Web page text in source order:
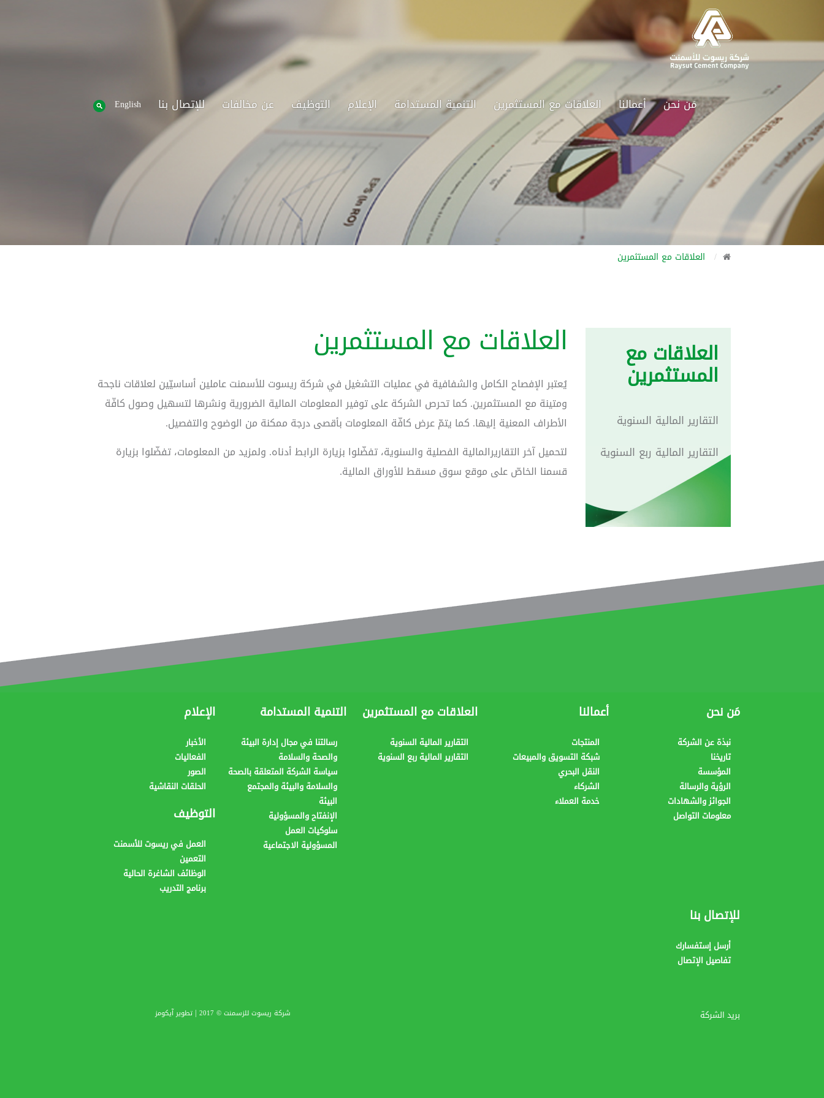
English مَن نحن أعمالنا العلاقات مع المستثمرين التنمية المستدامة الإعلام التوظيف عن مخالفات للإتصال بنا
العلاقات مع المستثمرين
العلاقات مع
المستثمرين
التقارير المالية السنوية
التقارير المالية ربع السنوية
العلاقات مع المستثمرين
يُعتبر الإفصاح الكامل والشفافية في عمليات التشغيل في شركة ريسوت للأسمنت عاملين أساسيّين لعلاقات ناجحة
ومتينة مع المستثمرين. كما تحرص الشركة على توفير المعلومات المالية الضرورية ونشرها لتسهيل وصول كافّة
الأطراف المعنية إليها. كما يتمّ عرض كافّة المعلومات بأقصى درجة ممكنة من الوضوح والتفصيل.
لتحميل آخر التقاريرالمالية الفصلية والسنوية، تفضّلوا بزيارة الرابط أدناه. ولمزيد من المعلومات، تفضّلوا بزيارة
قسمنا الخاصّ على موقع سوق مسقط للأوراق المالية.
مَن نحن
نبذة عن الشركة
تاريخنا
المؤسسة
الرؤية والرسالة
الجوائز والشهادات
معلومات التواصل
أعمالنا
المنتجات
شبكة التسويق والمبيعات
النقل البحري
الشركاء
خدمة العملاء
العلاقات مع المستثمرين
التقارير المالية السنوية
التقارير المالية ربع السنوية
التنمية المستدامة
رسالتنا في مجال إدارة البيئة
والصحة والسلامة
سياسة الشركة المتعلقة بالصحة
والسلامة والبيئة والمجتمع
البيئة
الإنفتاح والمسؤولية
سلوكيات العمل
المسؤولية الاجتماعية
الإعلام
الأخبار
الفعاليات
الصور
الحلقات النقاشية
التوظيف
العمل في ريسوت للأسمنت
التعمين
الوظائف الشاغرة الحالية
برنامج التدريب
للإتصال بنا
أرسل إستفسارك
تفاصيل الإتصال
بريد الشركة شركة ريسوت للزسمنت © 2017 |تطويرآيكومز